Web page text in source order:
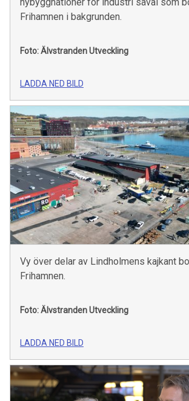
Frihamnen i bakgrunden.
Foto: Älvstranden Utveckling
LADDA NED BILD
Vy över delar av Lindholmens kajkant
Frihamnen.
Foto: Älvstranden Utveckling
LADDA NED BILD